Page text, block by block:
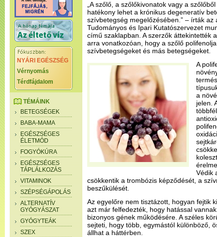
NYÁRI EGÉSZSÉG
Vérnyomás
Térdfájdalom
TÉMÁINK
BETEGSÉGEK
BABA-MAMA
EGÉSZSÉGES
ÉLETMÓD
FOGYÓKÚRA
EGÉSZSÉGES
TÁPLÁLKOZÁS
VITAMINOK
SZÉPSÉGÁPOLÁS
ALTERNATÍV
GYÓGYÁSZAT
GYÓGYTEÁK
SZEX
„A szőlő, a szőlőkivonatok vagy a
hatékony lehet a krónikus degeneratív
szívbetegség megelőzésében.” – írták az
Tudományos és Ipari Kutatószervezet
című szaklapban. A szerzők áttekintették
arra vonatkozóan, hogy a szőlő
szívbetegségeket és más betegségeket.
A
a
jelen.
Védik
csökkentik a trombózis képződését, a
beszűkülését.
Az egyelőre nem tisztázott, hogyan fejtik
azt már felfedezték, hogy hatással
bizonyos gének működésére. A széles
sejteti, hogy több, egymástól különböző,
állhat a háttérben.